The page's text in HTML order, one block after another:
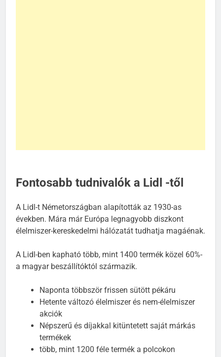
Fontosabb tudnivalók a Lidl -től
A Lidl-t Németországban alapították az 1930-as
években. Mára már Európa legnagyobb diszkont
élelmiszer-kereskedelmi hálózatát tudhatja magáénak.
A Lidl-ben kapható több, mint 1400 termék közel 60%-
a magyar beszállítóktól származik.
Naponta többször frissen sütött pékáru
Hetente változó élelmiszer és nem-élelmiszer
akciók
Népszerű és díjakkal kitüntetett saját márkás
termékek
több, mint 1200 féle termék a polcokon